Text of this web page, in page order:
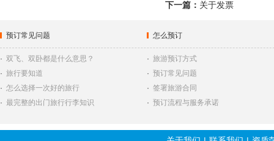
下一篇： 关于发票
预订常见问题 怎么预订
· 双飞、双卧都是什么意思？
· 旅行要知道
· 怎么选择一次好的旅行
· 最完整的出门旅行行李知识
· 旅游预订方式
· 预订常见问题
· 签署旅游合同
· 预订流程与服务承诺